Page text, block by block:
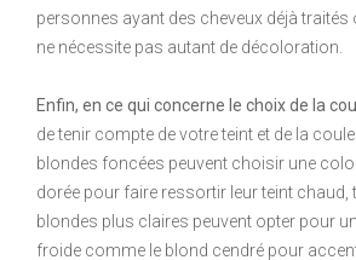
personnes ayant des cheveux déjà traités
ne nécessite pas autant de décoloration.
Enfin, en ce qui concerne le choix de la
de tenir compte de votre teint et de la
blondes foncées peuvent choisir une
dorée pour faire ressortir leur teint chaud,
blondes plus claires peuvent opter pour
froide comme le blond cendré pour